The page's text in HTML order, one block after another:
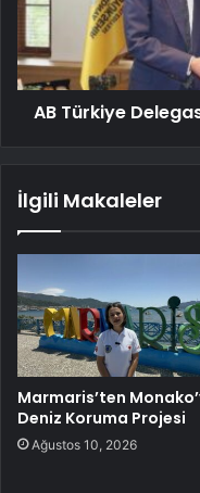
AB Türkiye
İlgili Makaleler
Marmaris’ten
Deniz Koruma Projesi
Ağustos 10, 2026